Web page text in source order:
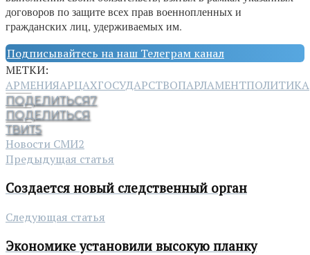
договоров по защите всех прав военнопленных и
гражданских лиц, удерживаемых им.
Подписывайтесь на наш Телеграм канал
МЕТКИ:
АРМЕНИЯАРЦАХГОСУДАРСТВОПАРЛАМЕНТПОЛИТИКА
ПОДЕЛИТЬСЯ7
ПОДЕЛИТЬСЯ
ТВИТ5
Новости СМИ2
Предыдущая статья
Создается новый следственный орган
Следующая статья
Экономике установили высокую планку